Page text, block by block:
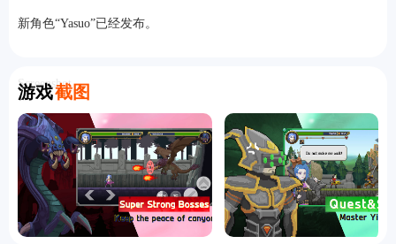
新角色“Yasuo”已经发布。
游戏截图
Screenshot